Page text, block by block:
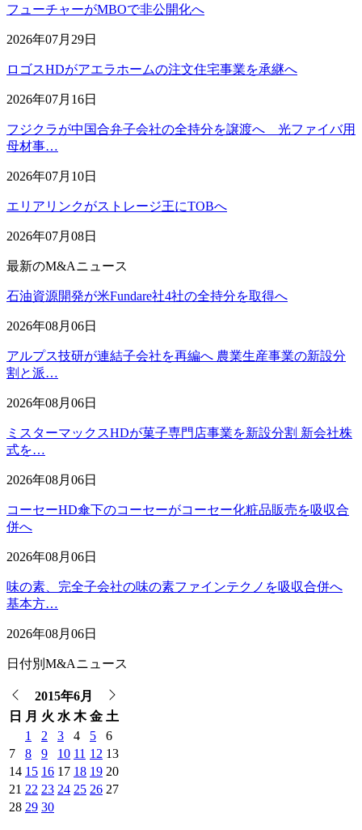
フューチャーがMBOで非公開化へ
2026年07月29日
ロゴスHDがアエラホームの注文住宅事業を承継へ
2026年07月16日
フジクラが中国合弁子会社の全持分を譲渡へ 光ファイバ用
母材事…
2026年07月10日
エリアリンクがストレージ王にTOBへ
2026年07月08日
最新のM&Aニュース
石油資源開発が米Fundare社4社の全持分を取得へ
2026年08月06日
アルプス技研が連結子会社を再編へ 農業生産事業の新設分
割と派…
2026年08月06日
ミスターマックスHDが菓子専門店事業を新設分割 新会社株
式を…
2026年08月06日
コーセーHD傘下のコーセーがコーセー化粧品販売を吸収合
併へ
2026年08月06日
味の素、完全子会社の味の素ファインテクノを吸収合併へ
基本方…
2026年08月06日
日付別M&Aニュース
2015年6月
日 月 火 水 木 金 土
1
2 3 4 5
6
7
8 9 10 11 12 13
14 15 16 17 18 19 20
21 22 23 24 25 26 27
28 29 30